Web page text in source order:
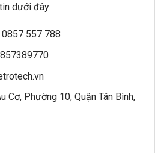
dưới đây:
0857 557 788
Cơ, Phường 10, Quận Tân Bình,